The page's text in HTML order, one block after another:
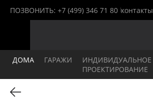
ПОЗВОНИТЬ: +7 (499) 346 71 80 контакты
ДОМА ГАРАЖИ
ИНДИВИДУАЛЬНОЕ
ПРОЕКТИРОВАНИЕ